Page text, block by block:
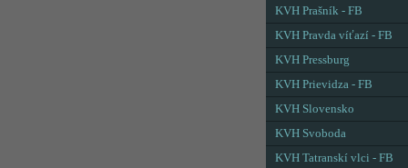
KVH Prašník - FB
KVH Pravda víťazí - FB
KVH Pressburg
KVH Prievidza - FB
KVH Slovensko
KVH Svoboda
KVH Tatranskí vlci - FB